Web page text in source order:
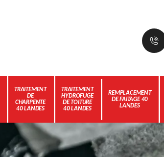
TRAITEMENT
DE
CHARPENTE
40 LANDES
TRAITEMENT
HYDROFUGE
DE TOITURE
40 LANDES
REMPLACEMENT
DE FAITAGE 40
LANDES